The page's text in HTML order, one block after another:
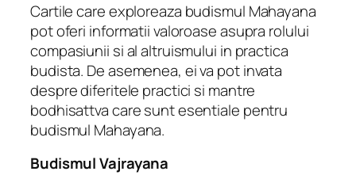
Cartile care exploreaza budismul Mahayana
pot oferi informatii valoroase asupra rolului
compasiunii si al altruismului in practica
budista. De asemenea, ei va pot invata
despre diferitele practici si mantre
bodhisattva care sunt esentiale pentru
budismul Mahayana.
Budismul Vajrayana